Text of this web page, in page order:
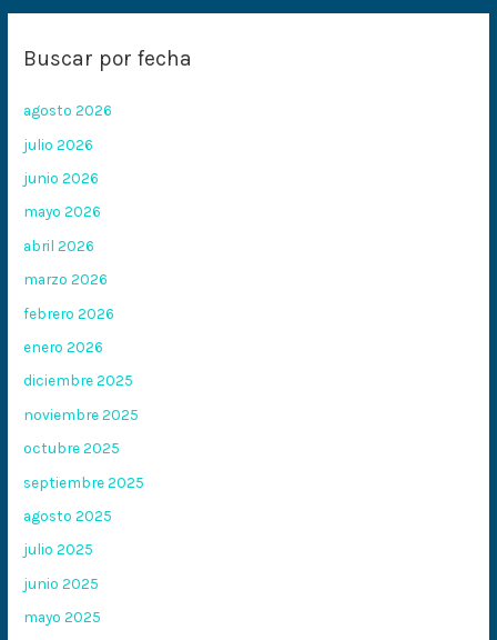
Buscar por fecha
agosto 2026
julio 2026
junio 2026
mayo 2026
abril 2026
marzo 2026
febrero 2026
enero 2026
diciembre 2025
noviembre 2025
octubre 2025
septiembre 2025
agosto 2025
julio 2025
junio 2025
mayo 2025